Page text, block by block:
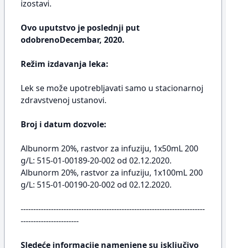
izostavi.
Ovo uputstvo je poslednji put
odobrenoDecembar, 2020.
Režim izdavanja leka:
Lek se može upotrebljavati samo u stacionarnoj
zdravstvenoj ustanovi.
Broj i datum dozvole:
Albunorm 20%, rastvor za infuziju, 1x50mL 200
g/L: 515-01-00189-20-002 od 02.12.2020.
Albunorm 20%, rastvor za infuziju, 1x100mL 200
g/L: 515-01-00190-20-002 od 02.12.2020.
-------------------------------------------------------------------------
-----------------------
Sledeće informacije namenjene su isključivo